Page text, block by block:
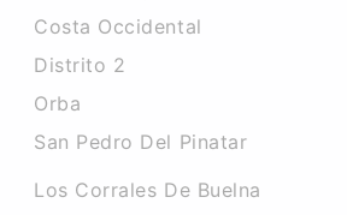
Costa Occidental
Distrito 2
Orba
San Pedro Del Pinatar
Los Corrales De Buelna